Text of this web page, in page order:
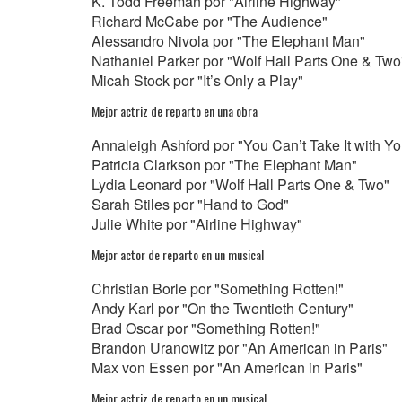
Richard McCabe por "The Audience"
Alessandro Nivola por "The Elephant Man"
Nathaniel Parker por "Wolf Hall Parts One &
Micah Stock por "It’s Only a Play"
Mejor actriz de reparto en una obra
Annaleigh Ashford por "You Can’t Take It with
Patricia Clarkson por "The Elephant Man"
Lydia Leonard por "Wolf Hall Parts One & Two"
Sarah Stiles por "Hand to God"
Julie White por "Airline Highway"
Mejor actor de reparto en un musical
Christian Borle por "Something Rotten!"
Andy Karl por "On the Twentieth Century"
Brad Oscar por "Something Rotten!"
Brandon Uranowitz por "An American in Paris"
Max von Essen por "An American in Paris"
Mejor actriz de reparto en un musical